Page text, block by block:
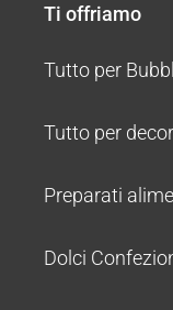
Ti offriamo
Tutto per
Tutto per
Preparati
Dolci